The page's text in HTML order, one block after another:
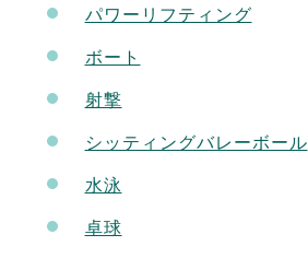
パワーリフティング
ボート
射撃
シッティングバレーボール
水泳
卓球